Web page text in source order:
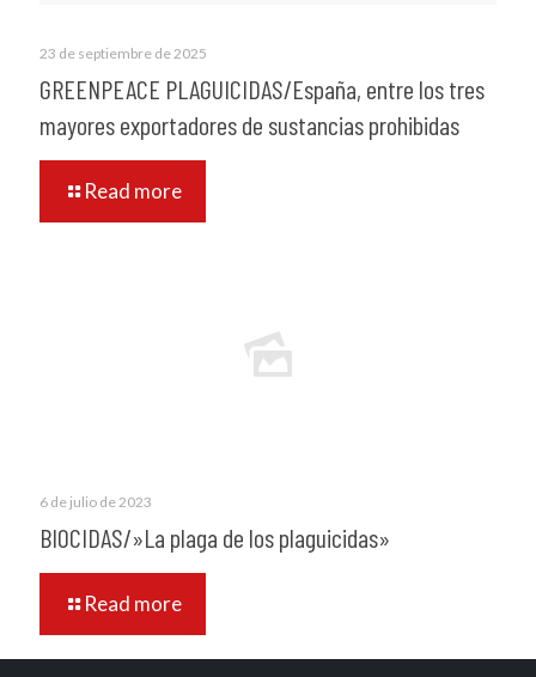
23 de septiembre de 2025
GREENPEACE PLAGUICIDAS/España, entre los tres
mayores exportadores de sustancias prohibidas
Read more
6 de julio de 2023
BIOCIDAS/»La plaga de los plaguicidas»
Read more